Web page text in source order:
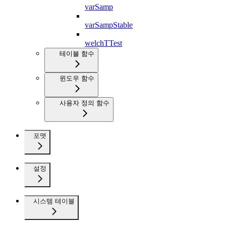
varSamp
varSampStable
welchTTest
테이블 함수
윈도우 함수
사용자 정의 함수
포맷
설정
시스템 테이블